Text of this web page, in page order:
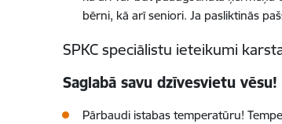
bērni, kā arī seniori. Ja pasliktinās
SPKC speciālistu ieteikumi
Saglabā savu dzīvesvietu vēsu!
Pārbaudi istabas temperatūru!